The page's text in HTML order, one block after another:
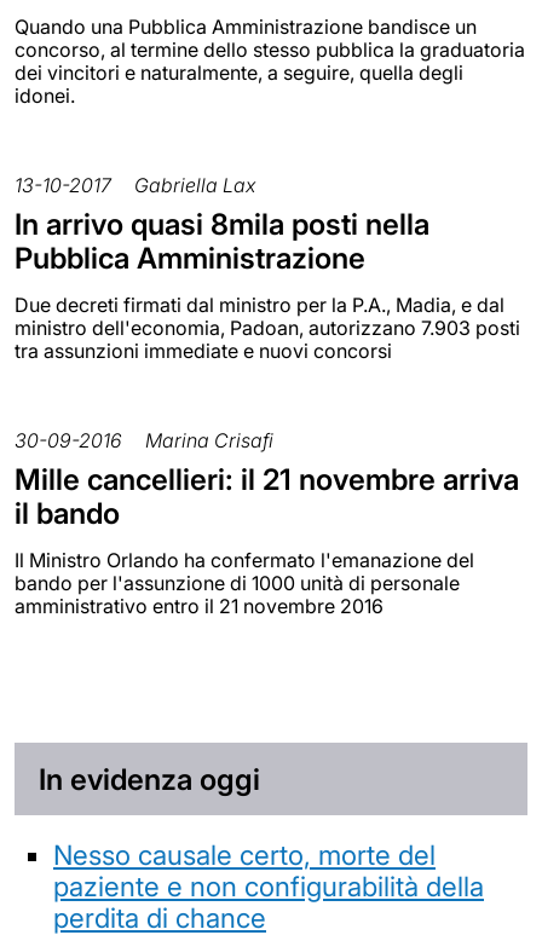
Quando una Pubblica Amministrazione bandisce un
concorso, al termine dello stesso pubblica la graduatoria
dei vincitori e naturalmente, a seguire, quella degli
idonei.
13-10-2017 Gabriella Lax
In arrivo quasi 8mila posti nella
Pubblica Amministrazione
Due decreti firmati dal ministro per la P.A., Madia, e dal
ministro dell'economia, Padoan, autorizzano 7.903 posti
tra assunzioni immediate e nuovi concorsi
30-09-2016 Marina Crisafi
Mille cancellieri: il 21 novembre arriva
il bando
Il Ministro Orlando ha confermato l'emanazione del
bando per l'assunzione di 1000 unità di personale
amministrativo entro il 21 novembre 2016
In evidenza oggi
Nesso causale certo, morte del
paziente e non configurabilità della
perdita di chance